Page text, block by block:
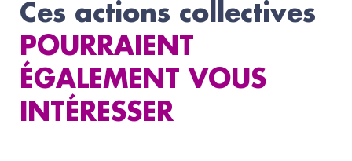
Ces actions collectives
POURRAIENT
ÉGALEMENT VOUS
INTÉRESSER